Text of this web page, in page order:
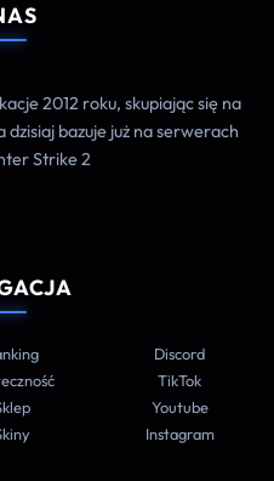
2012 roku, skupiając się na
bazuje już na serwerach
Strike 2
Discord
TikTok
Youtube
Instagram